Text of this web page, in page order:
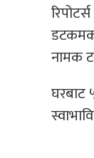
नामक
घरबाट